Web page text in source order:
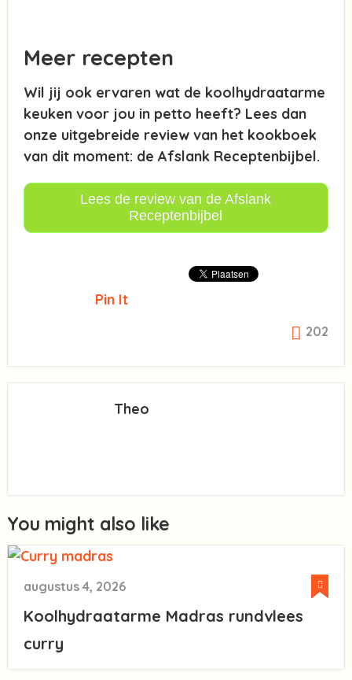
Meer recepten
Wil jij ook ervaren wat de koolhydraatarme
keuken voor jou in petto heeft? Lees dan
onze uitgebreide review van het kookboek
van dit moment: de Afslank Receptenbijbel.
Lees de review van de Afslank
Receptenbijbel
Pin It
202
Theo
You might also like
augustus 4, 2026
Koolhydraatarme Madras rundvlees
curry